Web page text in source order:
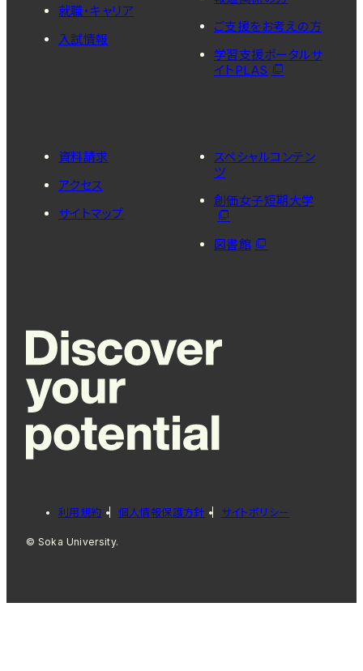
就職・キャリア
入試情報
ご支援をお考えの方
学習支援ポータルサ
イトPLAS
資料請求
アクセス
サイトマップ
スペシャルコンテン
ツ
創価女子短期大学
図書館
利用規約 個人情報保護方針 サイトポリシー
© Soka University.